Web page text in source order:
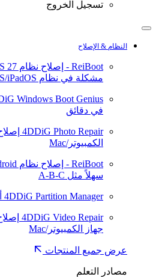
تسجيل الخروج
النظام & الإصلاح
ReiBoot - إصلاح نظام iOS 27
مشكلة في نظام iOS/iPadOS
Windows Boot Genius
في دقائق
4DDiG Photo Repair
الكمبيوتر/Mac
ReiBoot - إصلاح نظام Android
سهلاً مثل A-B-C
4DDiG Partition Manager
4DDiG Video Repair
جهاز الكمبيوتر/Mac
عرض جميع المنتجات
مصادر التعلم